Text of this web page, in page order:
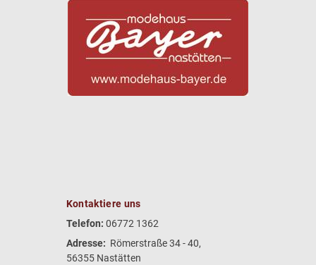
Kontaktiere uns
Telefon: 06772 1362
Adresse: Römerstraße 34 - 40,
56355 Nastätten